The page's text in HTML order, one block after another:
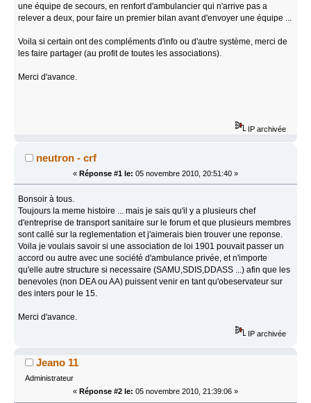
une équipe de secours, en renfort d'ambulancier qui n'arrive pas a
relever a deux, pour faire un premier bilan avant d'envoyer une équipe ...
Voila si certain ont des compléments d'info ou d'autre système, merci de
les faire partager (au profit de toutes les associations).
Merci d'avance.
IP archivée
neutron - crf
« Réponse #1 le: 05 novembre 2010, 20:51:40 »
Bonsoir à tous.
Toujours la meme histoire ... mais je sais qu'il y a plusieurs chef
d'entreprise de transport sanitaire sur le forum et que plusieurs membres
sont callé sur la reglementation et j'aimerais bien trouver une reponse.
Voila je voulais savoir si une association de loi 1901 pouvait passer un
accord ou autre avec une société d'ambulance privée, et n'importe
qu'elle autre structure si necessaire (SAMU,SDIS,DDASS ...) afin que les
benevoles (non DEA ou AA) puissent venir en tant qu'obeservateur sur
des inters pour le 15.
Merci d'avance.
IP archivée
Jeano 11
Administrateur
« Réponse #2 le: 05 novembre 2010, 21:39:06 »